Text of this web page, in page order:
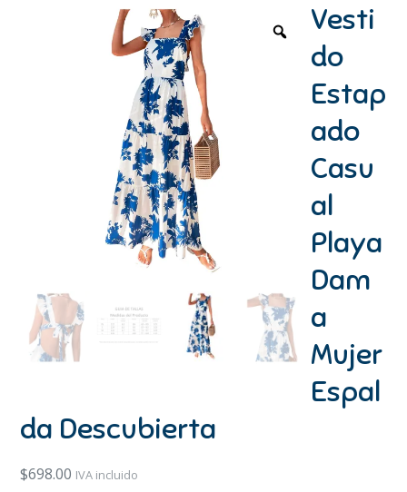
Vesti
do
Estap
ado
Casu
al
Playa
Dam
a
Mujer
Espal
da Descubierta
$698.00 IVA incluido